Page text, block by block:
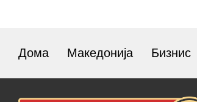
Дома Македонија Бизнис